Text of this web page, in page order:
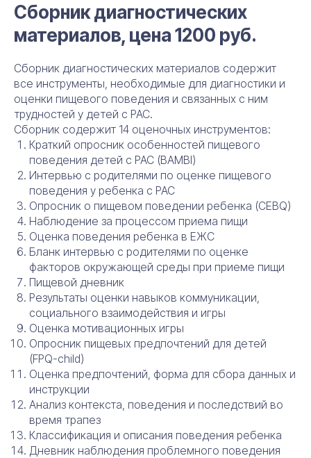
Сборник диагностических
материалов, цена 1200 руб.
Сборник диагностических материалов содержит
все инструменты, необходимые для диагностики и
оценки пищевого поведения и связанных с ним
трудностей у детей с РАС.
Сборник содержит 14 оценочных инструментов:
Краткий опросник особенностей пищевого
поведения детей с РАС (BAMBI)
Интервью с родителями по оценке пищевого
поведения у ребенка с РАС
Опросник о пищевом поведении ребенка (CEBQ)
Наблюдение за процессом приема пищи
Оценка поведения ребенка в ЕЖС
Бланк интервью с родителями по оценке
факторов окружающей среды при приеме пищи
Пищевой дневник
Результаты оценки навыков коммуникации,
социального взаимодействия и игры
Оценка мотивационных игры
Опросник пищевых предпочтений для детей
(FPQ-child)
Оценка предпочтений, форма для сбора данных и
инструкции
Анализ контекста, поведения и последствий во
время трапез
Классификация и описания поведения ребенка
Дневник наблюдения проблемного поведения